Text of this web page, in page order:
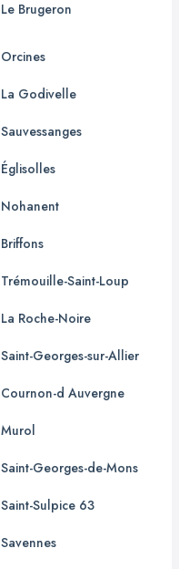
Le Brugeron
Orcines
La Godivelle
Sauvessanges
Églisolles
Nohanent
Briffons
Trémouille-Saint-Loup
La Roche-Noire
Saint-Georges-sur-Allier
Cournon-d Auvergne
Murol
Saint-Georges-de-Mons
Saint-Sulpice 63
Savennes